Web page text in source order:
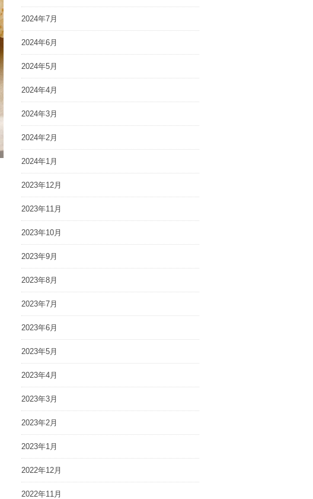
2024年7月
2024年6月
2024年5月
2024年4月
2024年3月
2024年2月
2024年1月
2023年12月
2023年11月
2023年10月
2023年9月
2023年8月
2023年7月
2023年6月
2023年5月
2023年4月
2023年3月
2023年2月
2023年1月
2022年12月
2022年11月